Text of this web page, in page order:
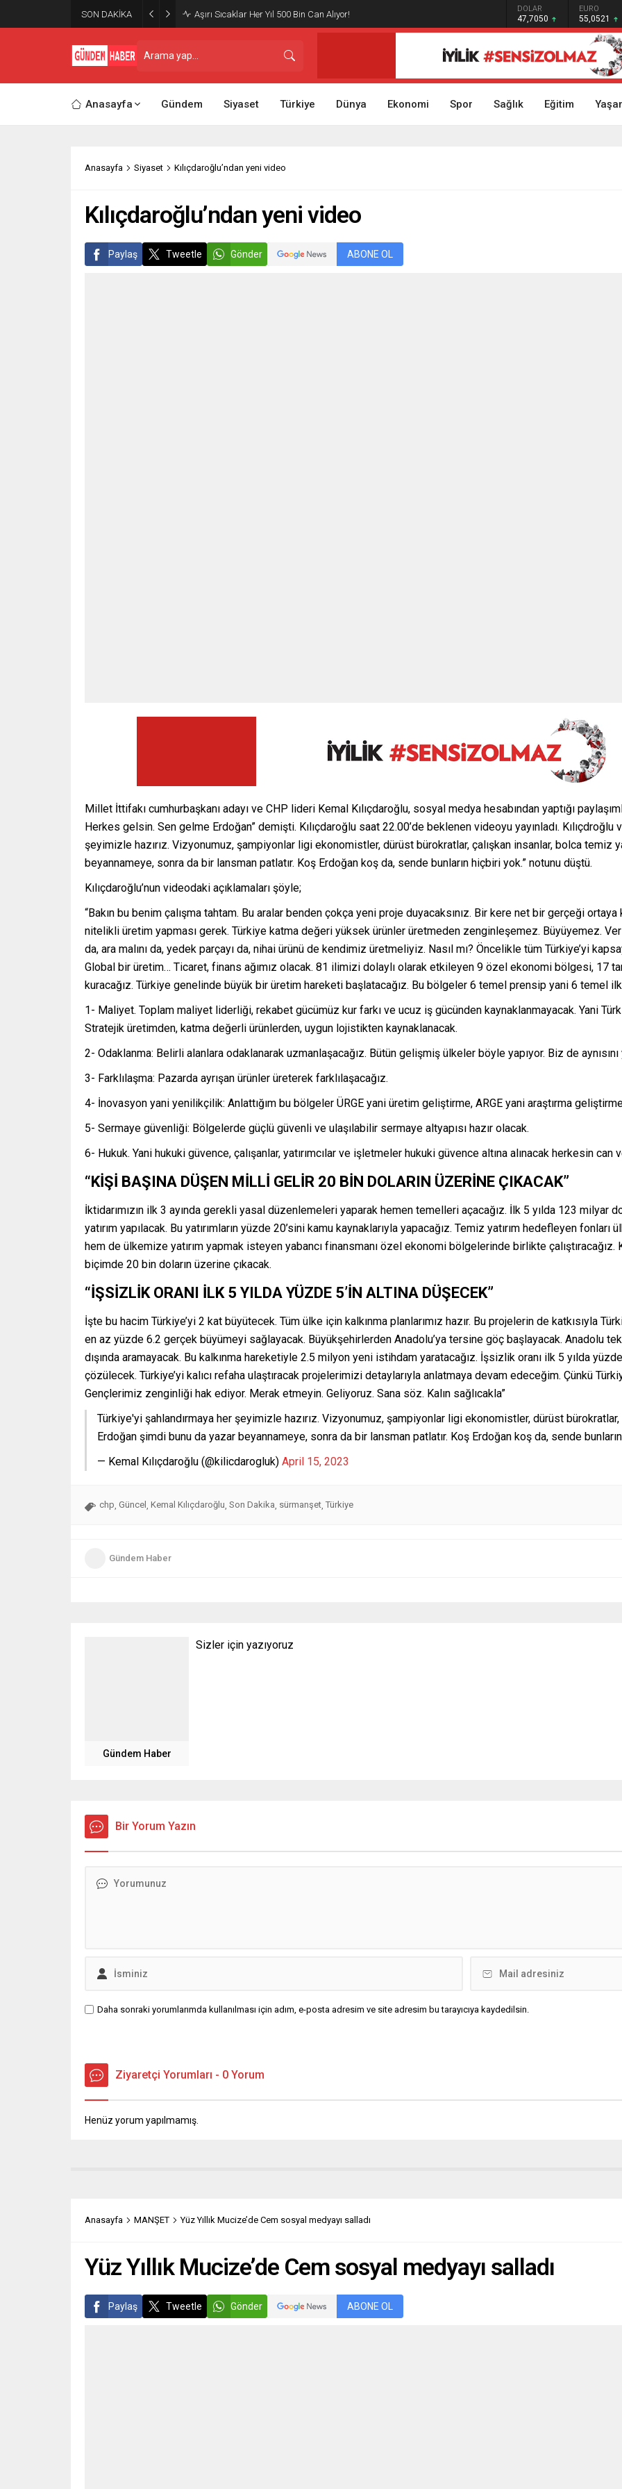
SON DAKİKA Aşırı Sıcaklar Her Yıl 500 Bin Can Alıyor! DOLAR
47,7050
EURO
55,0521
Anasayfa Gündem Siyaset Türkiye Dünya Ekonomi Spor Sağlık Eğitim
Anasayfa Siyaset Kılıçdaroğlu’ndan yeni video
Kılıçdaroğlu’ndan yeni video
Paylaş Tweetle Gönder ABONE OL
Millet İttifakı cumhurbaşkanı adayı ve CHP lideri Kemal Kılıçdaroğlu, sosyal medya hesabından yaptığı
Herkes gelsin. Sen gelme Erdoğan” demişti. Kılıçdaroğlu saat 22.00’de beklenen videoyu yayınladı. Kılıçdroğlu
şeyimizle hazırız. Vizyonumuz, şampiyonlar ligi ekonomistler, dürüst bürokratlar, çalışkan insanlar, bolca temiz
beyannameye, sonra da bir lansman patlatır. Koş Erdoğan koş da, sende bunların hiçbiri yok.” notunu düştü.
Kılıçdaroğlu’nun videodaki açıklamaları şöyle;
“Bakın bu benim çalışma tahtam. Bu aralar benden çokça yeni proje duyacaksınız. Bir kere net bir gerçeği
nitelikli üretim yapması gerek. Türkiye katma değeri yüksek ürünler üretmeden zenginleşemez. Büyüyemez.
da, ara malını da, yedek parçayı da, nihai ürünü de kendimiz üretmeliyiz. Nasıl mı? Öncelikle tüm Türkiye’yi
Global bir üretim… Ticaret, finans ağımız olacak. 81 ilimizi dolaylı olarak etkileyen 9 özel ekonomi bölgesi, 17
kuracağız. Türkiye genelinde büyük bir üretim hareketi başlatacağız. Bu bölgeler 6 temel prensip yani 6 temel
1- Maliyet. Toplam maliyet liderliği, rekabet gücümüz kur farkı ve ucuz iş gücünden kaynaklanmayacak. Yani
Stratejik üretimden, katma değerli ürünlerden, uygun lojistikten kaynaklanacak.
2- Odaklanma: Belirli alanlara odaklanarak uzmanlaşacağız. Bütün gelişmiş ülkeler böyle yapıyor. Biz de aynısını
3- Farklılaşma: Pazarda ayrışan ürünler üreterek farklılaşacağız.
4- İnovasyon yani yenilikçilik: Anlattığım bu bölgeler ÜRGE yani üretim geliştirme, ARGE yani araştırma
5- Sermaye güvenliği: Bölgelerde güçlü güvenli ve ulaşılabilir sermaye altyapısı hazır olacak.
6- Hukuk. Yani hukuki güvence, çalışanlar, yatırımcılar ve işletmeler hukuki güvence altına alınacak herkesin can
“KİŞİ BAŞINA DÜŞEN MİLLİ GELİR 20 BİN DOLARIN ÜZERİNE ÇIKACAK”
İktidarımızın ilk 3 ayında gerekli yasal düzenlemeleri yaparak hemen temelleri açacağız. İlk 5 yılda 123 milyar
yatırım yapılacak. Bu yatırımların yüzde 20’sini kamu kaynaklarıyla yapacağız. Temiz yatırım hedefleyen
hem de ülkemize yatırım yapmak isteyen yabancı finansmanı özel ekonomi bölgelerinde birlikte
biçimde 20 bin doların üzerine çıkacak.
“İŞSİZLİK ORANI İLK 5 YILDA YÜZDE 5’İN ALTINA DÜŞECEK”
İşte bu hacim Türkiye’yi 2 kat büyütecek. Tüm ülke için kalkınma planlarımız hazır. Bu projelerin de katkısıyla
en az yüzde 6.2 gerçek büyümeyi sağlayacak. Büyükşehirlerden Anadolu’ya tersine göç başlayacak. Anadolu
dışında aramayacak. Bu kalkınma hareketiyle 2.5 milyon yeni istihdam yaratacağız. İşsizlik oranı ilk 5 yılda
çözülecek. Türkiye’yi kalıcı refaha ulaştıracak projelerimizi detaylarıyla anlatmaya devam edeceğim. Çünkü
Gençlerimiz zenginliği hak ediyor. Merak etmeyin. Geliyoruz. Sana söz. Kalın sağlıcakla”
Türkiye'yi şahlandırmaya her şeyimizle hazırız. Vizyonumuz, şampiyonlar ligi ekonomistler, dürüst bürokratlar,
Erdoğan şimdi bunu da yazar beyannameye, sonra da bir lansman patlatır. Koş Erdoğan koş da, sende
— Kemal Kılıçdaroğlu (@kilicdarogluk) April 15, 2023
chp Güncel Kemal Kılıçdaroğlu Son Dakika sürmanşet Türkiye
Gündem Haber
Gündem Haber
Sizler için yazıyoruz
Bir Yorum Yazın
Daha sonraki yorumlarımda kullanılması için adım, e-posta adresim ve site adresim bu tarayıcıya kaydedilsin.
Ziyaretçi Yorumları - 0 Yorum
Henüz yorum yapılmamış.
Anasayfa MANŞET Yüz Yıllık Mucize’de Cem sosyal medyayı salladı
Yüz Yıllık Mucize’de Cem sosyal medyayı salladı
Paylaş Tweetle Gönder ABONE OL